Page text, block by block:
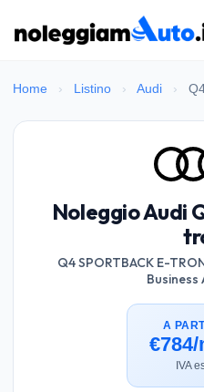
Home › Listino › Audi ›
Noleggio Audi
Q4 SPORTBACK E-
Business
A
IVA